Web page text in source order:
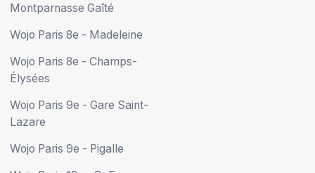
Montparnasse Gaîté
Wojo Paris 8e - Madeleine
Wojo Paris 8e - Champs-
Élysées
Wojo Paris 9e - Gare Saint-
Lazare
Wojo Paris 9e - Pigalle